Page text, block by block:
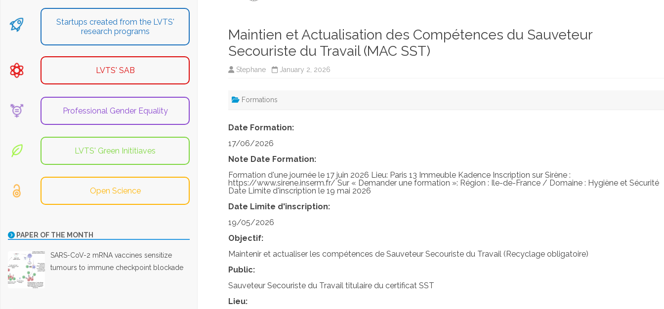
Maintien et Actualisation des Compétences du Sauveteur
Secouriste du Travail (MAC SST)
Stephane January 2, 2026
Formations
Date Formation:
17/06/2026
Note Date Formation:
Formation d'une journée le 17 juin 2026 Lieu: Paris 13 Immeuble Kadence Inscription sur Sirène :
https://www.sirene.inserm.fr/ Sur « Demander une formation »: Région : Ile-de-France / Domaine : Hygiène et Sécurité
Date Limite d'inscription le 19 mai 2026
Date Limite d'inscription:
19/05/2026
Objectif:
Maintenir et actualiser les compétences de Sauveteur Secouriste du Travail (Recyclage obligatoire)
Public:
Sauveteur Secouriste du Travail titulaire du certificat SST
Lieu:
Startups created from the LVTS'
research programs
LVTS' SAB
Professional Gender Equality
LVTS' Green Inititiaves
Open Science
PAPER OF THE MONTH
SARS-CoV-2 mRNA vaccines sensitize
tumours to immune checkpoint blockade